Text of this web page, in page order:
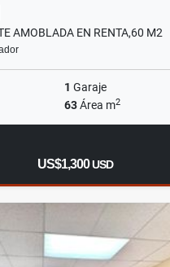
AMOBLADA EN RENTA,60 M2
1 Garaje
63Área m2
US$1,300USD